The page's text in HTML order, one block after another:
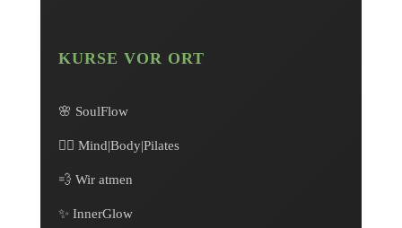
KURSE VOR ORT
🌸 SoulFlow
🧘‍♀️ Mind|Body|Pilates
💨 Wir atmen
✨ InnerGlow